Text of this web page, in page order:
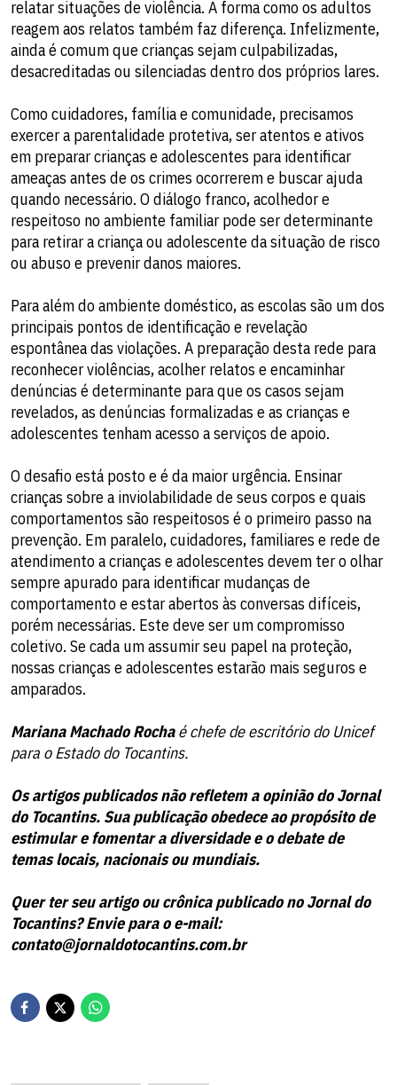
relatar situações de violência. A forma como os adultos
reagem aos relatos também faz diferença. Infelizmente,
ainda é comum que crianças sejam culpabilizadas,
desacreditadas ou silenciadas dentro dos próprios lares.
Como cuidadores, família e comunidade, precisamos
exercer a parentalidade protetiva, ser atentos e ativos
em preparar crianças e adolescentes para identificar
ameaças antes de os crimes ocorrerem e buscar ajuda
quando necessário. O diálogo franco, acolhedor e
respeitoso no ambiente familiar pode ser determinante
para retirar a criança ou adolescente da situação de risco
ou abuso e prevenir danos maiores.
Para além do ambiente doméstico, as escolas são um dos
principais pontos de identificação e revelação
espontânea das violações. A preparação desta rede para
reconhecer violências, acolher relatos e encaminhar
denúncias é determinante para que os casos sejam
revelados, as denúncias formalizadas e as crianças e
adolescentes tenham acesso a serviços de apoio.
O desafio está posto e é da maior urgência. Ensinar
crianças sobre a inviolabilidade de seus corpos e quais
comportamentos são respeitosos é o primeiro passo na
prevenção. Em paralelo, cuidadores, familiares e rede de
atendimento a crianças e adolescentes devem ter o olhar
sempre apurado para identificar mudanças de
comportamento e estar abertos às conversas difíceis,
porém necessárias. Este deve ser um compromisso
coletivo. Se cada um assumir seu papel na proteção,
nossas crianças e adolescentes estarão mais seguros e
amparados.
Mariana Machado Rochaé chefe de escritório do Unicef
para o Estado do Tocantins.
Os artigos publicados não refletem a opinião do Jornal
do Tocantins. Sua publicação obedece ao propósito de
estimular e fomentar a diversidade e o debate de
temas locais, nacionais ou mundiais.
Quer ter seu artigo ou crônica publicado no Jornal do
Tocantins? Envie para o e-mail:
contato@jornaldotocantins.com.br